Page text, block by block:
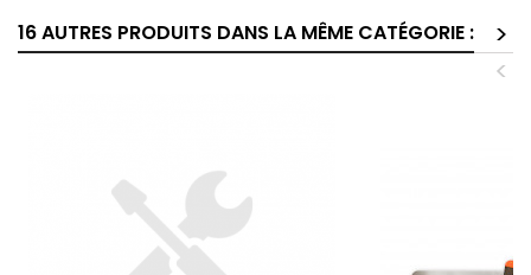
16 AUTRES PRODUITS DANS LA MÊME CATÉGORIE :
>
<